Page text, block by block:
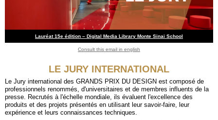
Lauréat 15e édition – Digital Media Library Monte Sinai School
Consult this email in english
LE JURY INTERNATIONAL
Le Jury international des GRANDS PRIX DU DESIGN est composé de
professionnels renommés, d'universitaires et de membres influents de la
presse. Recrutés à l'échelle mondiale, ils évaluent l'excellence des
produits et des projets présentés en utilisant leur savoir-faire, leur
expérience et leurs connaissances techniques.